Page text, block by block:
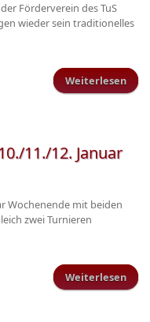
Förderverein des TuS
wieder sein traditionelles
Weiterlesen
11./12. Januar
Wochenende mit beiden
zwei Turnieren
Weiterlesen